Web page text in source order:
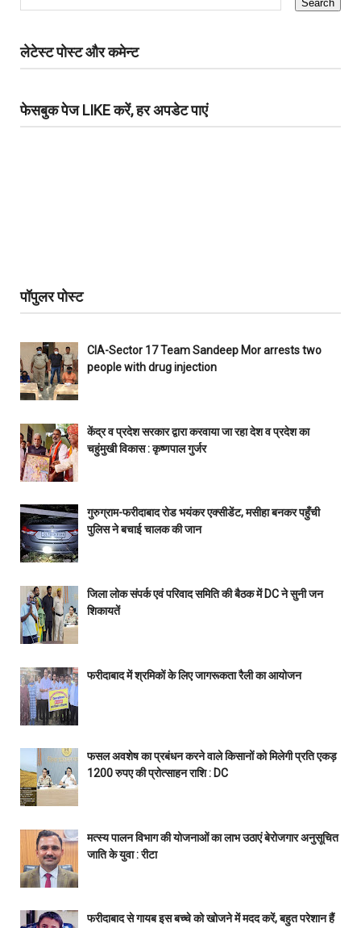
लेटेस्ट पोस्ट और कमेन्ट
फेसबुक पेज LIKE करें, हर अपडेट पाएं
पॉपुलर पोस्ट
CIA-Sector 17 Team Sandeep Mor arrests two
people with drug injection
केंद्र व प्रदेश सरकार द्वारा करवाया जा रहा देश व प्रदेश का
चहुंमुखी विकास : कृष्णपाल गुर्जर
गुरुग्राम-फरीदाबाद रोड भयंकर एक्सीडेंट, मसीहा बनकर पहुँची
पुलिस ने बचाई चालक की जान
जिला लोक संपर्क एवं परिवाद समिति की बैठक में DC ने सुनी जन
शिकायतें
फरीदाबाद में श्रमिकों के लिए जागरूकता रैली का आयोजन
फसल अवशेष का प्रबंधन करने वाले किसानों को मिलेगी प्रति एकड़
1200 रुपए की प्रोत्साहन राशि : DC
मत्स्य पालन विभाग की योजनाओं का लाभ उठाएं बेरोजगार अनुसूचित
जाति के युवा : रीटा
फरीदाबाद से गायब इस बच्चे को खोजने में मदद करें, बहुत परेशान हैं